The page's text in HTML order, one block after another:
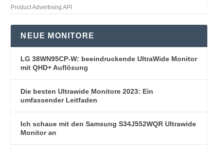
Product Advertising API
NEUE MONITORE
LG 38WN95CP-W: beeindruckende UltraWide Monitor
mit QHD+ Auflösung
Die besten Ultrawide Monitore 2023: Ein
umfassender Leitfaden
Ich schaue mit den Samsung S34J552WQR Ultrawide
Monitor an